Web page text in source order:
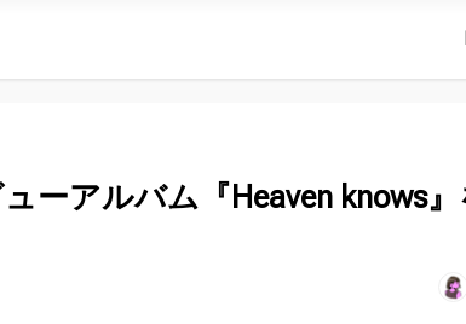
ーアルバム『Heaven knows